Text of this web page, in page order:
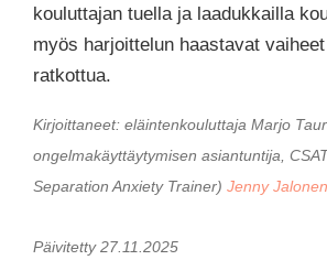
kouluttajan tuella ja laadukkailla
myös harjoittelun haastavat
ratkottua.
Kirjoittaneet: eläintenkouluttaja Marjo
ongelmakäyttäytymisen asiantuntija,
Separation Anxiety Trainer) Jenny Jalonen
Päivitetty 27.11.2025